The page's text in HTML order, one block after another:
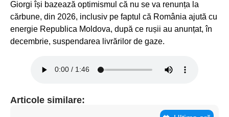
Giorgi își bazează optimismul că nu se va renunța la
cărbune, din 2026, inclusiv pe faptul că România ajută cu
energie Republica Moldova, după ce rușii au anunțat, în
decembrie, suspendarea livrărilor de gaze.
Articole similare: